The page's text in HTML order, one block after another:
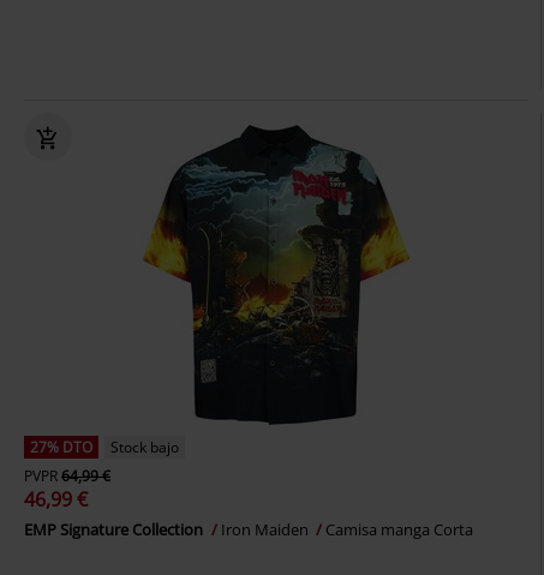
27% DTO
Stock bajo
PVPR64,99 €
46,99 €
EMP Signature Collection Iron Maiden Camisa manga Corta